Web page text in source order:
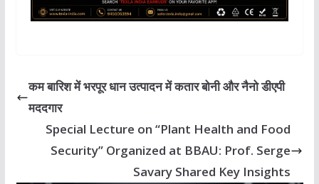
कम बारिश में भरपूर धान उत्पादन में कतार बोनी और नैनो डीएपी
मददगार
Special Lecture on “Plant Health and Food
Security” Organized at BBAU: Prof. Serge
Savary Shared Key Insights